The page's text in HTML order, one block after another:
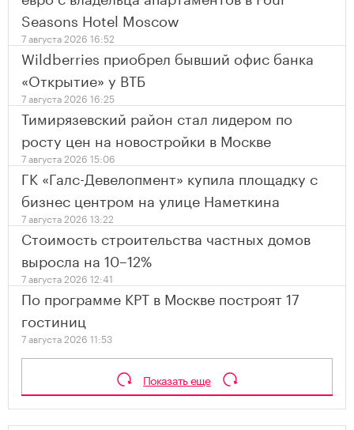
Seasons Hotel Moscow
7 августа 2026 16:52
Wildberries приобрел бывший офис банка
«Открытие» у ВТБ
7 августа 2026 16:25
Тимирязевский район стал лидером по
росту цен на новостройки в Москве
7 августа 2026 15:06
ГК «Галс-Девелопмент» купила площадку с
бизнес центром на улице Наметкина
7 августа 2026 13:22
Стоимость строительства частных домов
выросла на 10–12%
7 августа 2026 12:41
По программе КРТ в Москве построят 17
гостиниц
7 августа 2026 11:53
Показать еще